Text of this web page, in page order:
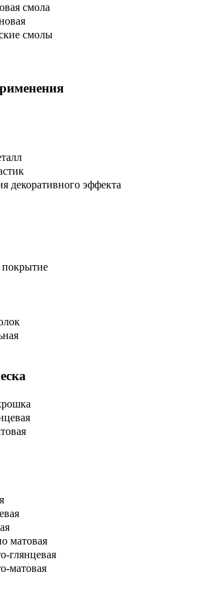
смола
смолы
декоративного эффекта
матовая
глянцевая
матовая